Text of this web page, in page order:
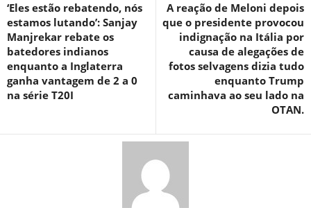
‘Eles estão rebatendo, nós
estamos lutando’: Sanjay
Manjrekar rebate os
batedores indianos
enquanto a Inglaterra
ganha vantagem de 2 a 0
na série T20I
A reação de Meloni depois
que o presidente provocou
indignação na Itália por
causa de alegações de
fotos selvagens dizia tudo
enquanto Trump
caminhava ao seu lado na
OTAN.